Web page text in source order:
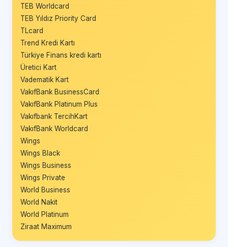
TEB Worldcard
TEB Yıldız Priority Card
TLcard
Trend Kredi Kartı
Türkiye Finans kredi kartı
Üretici Kart
Vadematik Kart
VakıfBank BusinessCard
VakıfBank Platinum Plus
Vakıfbank TercihKart
VakıfBank Worldcard
Wings
Wings Black
Wings Business
Wings Private
World Business
World Nakit
World Platinum
Ziraat Maximum